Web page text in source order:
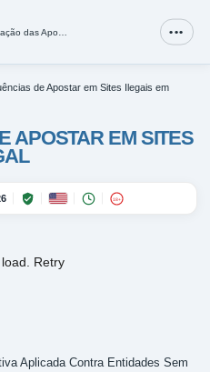
das Apostas Desportivas em Portugal e
Apostas Desportivas em Portugal: O Modelo
•••
de Apostar em Sites Ilegais em
APOSTAR EM SITES
18+
Retry
Aplicada Contra Entidades Sem